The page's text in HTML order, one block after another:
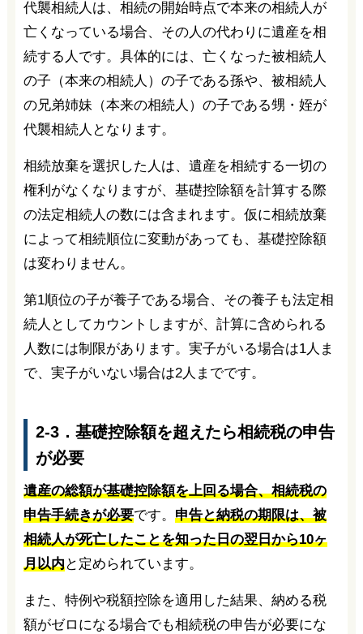
代襲相続人は、相続の開始時点で本来の相続人が
亡くなっている場合、その人の代わりに遺産を相
続する人です。具体的には、亡くなった被相続人
の子（本来の相続人）の子である孫や、被相続人
の兄弟姉妹（本来の相続人）の子である甥・姪が
代襲相続人となります。
相続放棄を選択した人は、遺産を相続する一切の
権利がなくなりますが、基礎控除額を計算する際
の法定相続人の数には含まれます。仮に相続放棄
によって相続順位に変動があっても、基礎控除額
は変わりません。
第1順位の子が養子である場合、その養子も法定相
続人としてカウントしますが、計算に含められる
人数には制限があります。実子がいる場合は1人ま
で、実子がいない場合は2人までです。
2-3．基礎控除額を超えたら相続税の申告
が必要
遺産の総額が基礎控除額を上回る場合、相続税の
申告手続きが必要です。 申告と納税の期限は、被
相続人が死亡したことを知った日の翌日から10ヶ
月以内と定められています。
また、特例や税額控除を適用した結果、納める税
額がゼロになる場合でも相続税の申告が必要にな